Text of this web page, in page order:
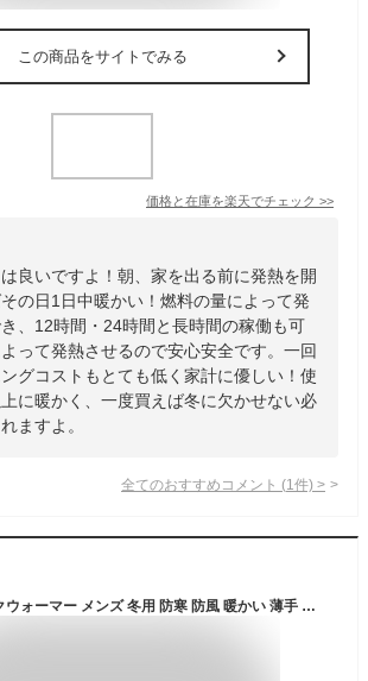
この商品をサイトでみる
価格と在庫を楽天でチェック >>
良いですよ！朝、家を出る前に発熱を開
の日1日中暖かい！燃料の量によって発
、12時間・24時間と長時間の稼働も可
って発熱させるので安心安全です。一回
グコストもとても低く家計に優しい！使
に暖かく、一度買えば冬に欠かせない必
ますよ。
全てのおすすめコメント (1 件) >
[Wild Scene] ネックウォーマー メンズ 冬用 防寒 防風 暖かい 薄手 裏起毛 大きい ロング 伸縮/アウトドア スポーツ バイク 釣り スノーボード 登山 ゴルフ に最適 (ブラック)